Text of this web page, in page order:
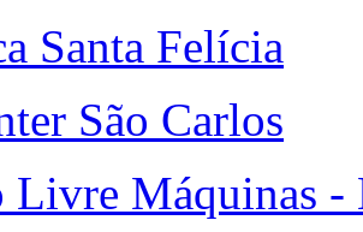
Santa Felícia
São Carlos
Livre Máquinas -